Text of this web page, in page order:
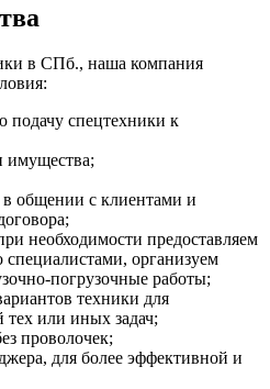
в СПб., наша компания
подачу спецтехники к
имущества;
в общении с клиентами и
необходимости предоставляем
специалистами, организуем
погрузочные работы;
техники для
или иных задач;
проволочек;
для более эффективной и